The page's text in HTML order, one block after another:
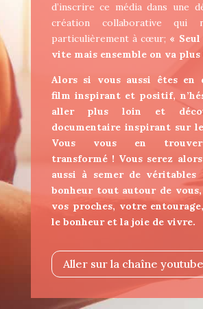
d’inscrire ce média dans une
création collaborative qui
particulièrement à cœur; «
vite mais ensemble on va plus
Alors si vous aussi êtes en
film inspirant et positif,
aller plus loin et
documentaire inspirant sur
Vous vous en
transformé ! Vous serez
aussi à semer de véritables
bonheur tout autour de
vos proches, votre
le bonheur et la joie de vivre.
Aller sur la chaîne youtube